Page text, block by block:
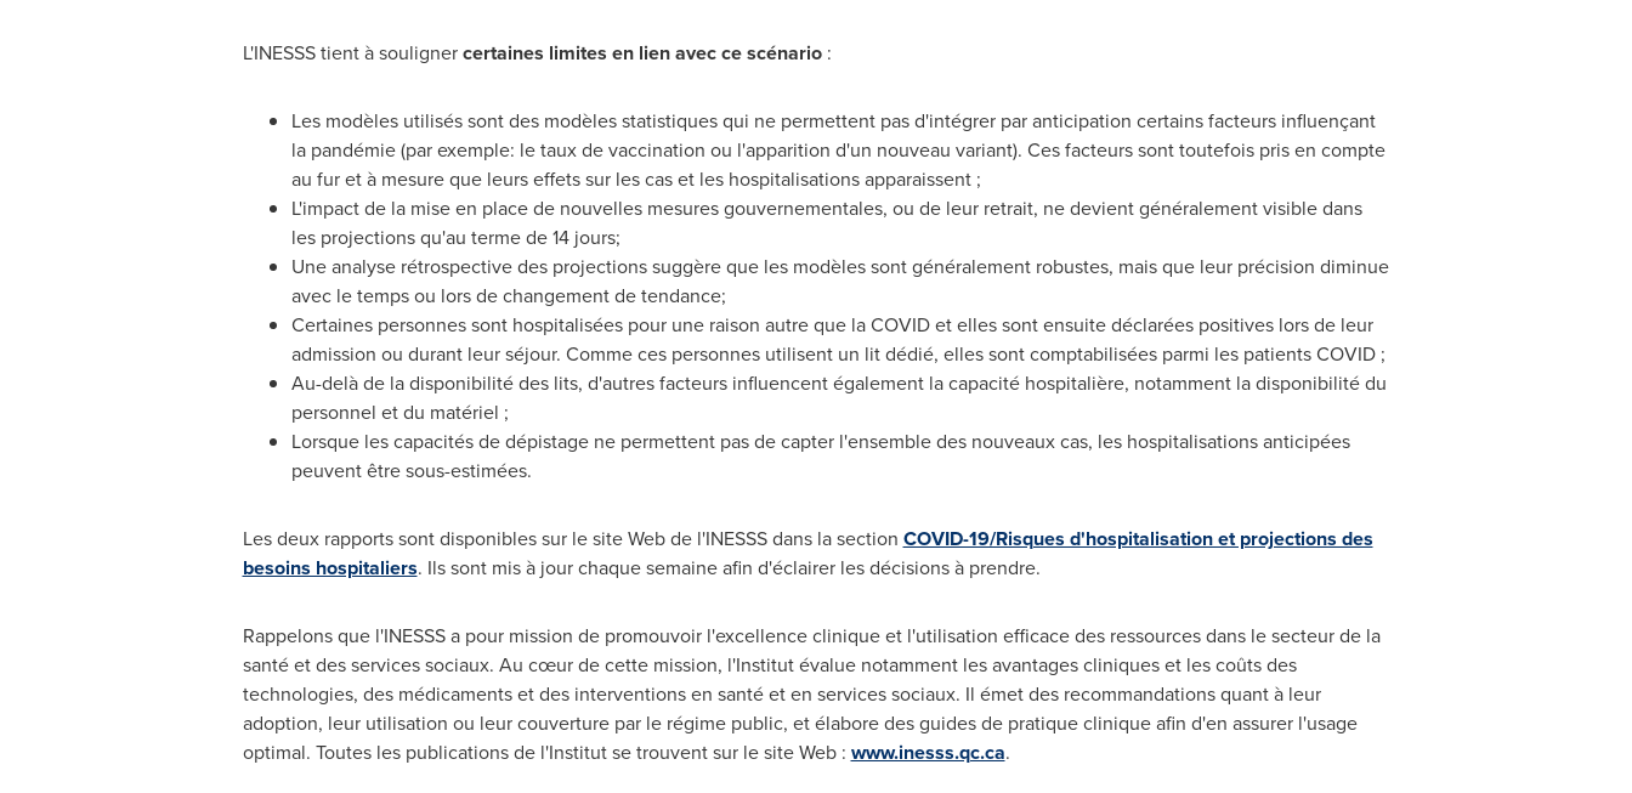
L'INESSS tient à soulignercertaines limites en lien avec ce scénario:
Les modèles utilisés sont des modèles statistiques qui ne permettent pas d'intégrer par anticipation certains facteurs influençant
la pandémie (par exemple: le taux de vaccination ou l'apparition d'un nouveau variant). Ces facteurs sont toutefois pris en compte
au fur et à mesure que leurs effets sur les cas et les hospitalisations apparaissent ;
L'impact de la mise en place de nouvelles mesures gouvernementales, ou de leur retrait, ne devient généralement visible dans
les projections qu'au terme de 14 jours;
Une analyse rétrospective des projections suggère que les modèles sont généralement robustes, mais que leur précision diminue
avec le temps ou lors de changement de tendance;
Certaines personnes sont hospitalisées pour une raison autre que la COVID et elles sont ensuite déclarées positives lors de leur
admission ou durant leur séjour. Comme ces personnes utilisent un lit dédié, elles sont comptabilisées parmi les patients COVID ;
Au-delà de la disponibilité des lits, d'autres facteurs influencent également la capacité hospitalière, notamment la disponibilité du
personnel et du matériel ;
Lorsque les capacités de dépistage ne permettent pas de capter l'ensemble des nouveaux cas, les hospitalisations anticipées
peuvent être sous-estimées.
Les deux rapports sont disponibles sur le site Web de l'INESSS dans la section COVID-19/Risques d'hospitalisation et projections des
besoins hospitaliers. Ils sont mis à jour chaque semaine afin d'éclairer les décisions à prendre.
Rappelons que l'INESSS a pour mission de promouvoir l'excellence clinique et l'utilisation efficace des ressources dans le secteur de la
santé et des services sociaux. Au cœur de cette mission, l'Institut évalue notamment les avantages cliniques et les coûts des
technologies, des médicaments et des interventions en santé et en services sociaux. Il émet des recommandations quant à leur
adoption, leur utilisation ou leur couverture par le régime public, et élabore des guides de pratique clinique afin d'en assurer l'usage
optimal. Toutes les publications de l'Institut se trouvent sur le site Web : www.inesss.qc.ca.